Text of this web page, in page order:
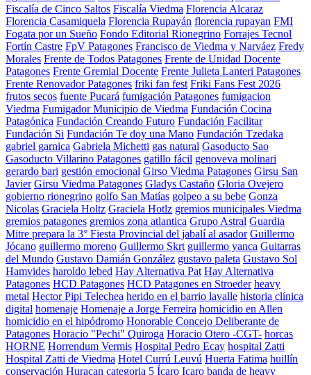
Fiscalía de Cinco Saltos Fiscalía Viedma Florencia Alcaraz
Florencia Casamiquela Florencia Rupayán florencia rupayan FMI
Fogata por un Sueño Fondo Editorial Rionegrino Forrajes Tecnol
Fortín Castre FpV Patagones Francisco de Viedma y Narváez Fredy
Morales Frente de Todos Patagones Frente de Unidad Docente
Patagones Frente Gremial Docente Frente Julieta Lanteri Patagones
Frente Renovador Patagones friki fan fest Friki Fans Fest 2026
frutos secos fuente Pucará fumigación Patagones fumigacion
Viedma Fumigador Municipio de Viedma Fundación Cocina
Patagónica Fundación Creando Futuro Fundación Facilitar
Fundación Si Fundación Te doy una Mano Fundación Tzedaka
gabriel garnica Gabriela Michetti gas natural Gasoducto Sao
Gasoducto Villarino Patagones gatillo fácil genoveva molinari
gerardo bari gestión emocional Girso Viedma Patagones Girsu San
Javier Girsu Viedma Patagones Gladys Castaño Gloria Ovejero
gobierno rionegrino golfo San Matías golpeo a su bebe Gonza
Nicolas Graciela Holtz Graciela Hotlz gremios municipales Viedma
gremios patagones gremios zona atlantica Grupo Astral Guardia
Mitre prepara la 3° Fiesta Provincial del jabalí al asador Guillermo
Jócano guillermo moreno Guillermo Skrt guillermo yanca Guitarras
del Mundo Gustavo Damián González gustavo paleta Gustavo Sol
Hamvides haroldo lebed Hay Alternativa Pat Hay Alternativa
Patagones HCD Patagones HCD Patagones en Stroeder heavy
metal Hector Pipi Telechea herido en el barrio lavalle historia clínica
digital homenaje Homenaje a Jorge Ferreira homicidio en Allen
homicidio en el hipódromo Honorable Concejo Deliberante de
Patagones Horacio "Pechi" Quiroga Horacio Otero -CGT- horcas
HORNE Horrendum Vermis Hospital Pedro Ecay hospital Zatti
Hospital Zatti de Viedma Hotel Currú Leuvú Huerta Fatima huillín
conservación Huracan categoria 5 Ícaro Icaro banda de heavy